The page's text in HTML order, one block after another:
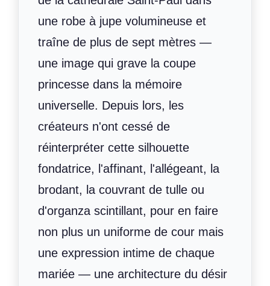
une robe à jupe volumineuse et
traîne de plus de sept mètres —
une image qui grave la coupe
princesse dans la mémoire
universelle. Depuis lors, les
créateurs n'ont cessé de
réinterpréter cette silhouette
fondatrice, l'affinant, l'allégeant, la
brodant, la couvrant de tulle ou
d'organza scintillant, pour en faire
non plus un uniforme de cour mais
une expression intime de chaque
mariée — une architecture du désir